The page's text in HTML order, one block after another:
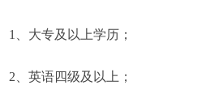
1、大专及以上学历；
2、英语四级及以上；